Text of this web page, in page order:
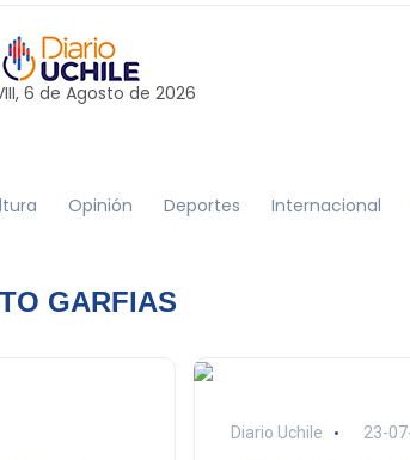
6 de Agosto de 2026
Opinión Deportes Internacional
GARFIAS
Diario Uchile 23-